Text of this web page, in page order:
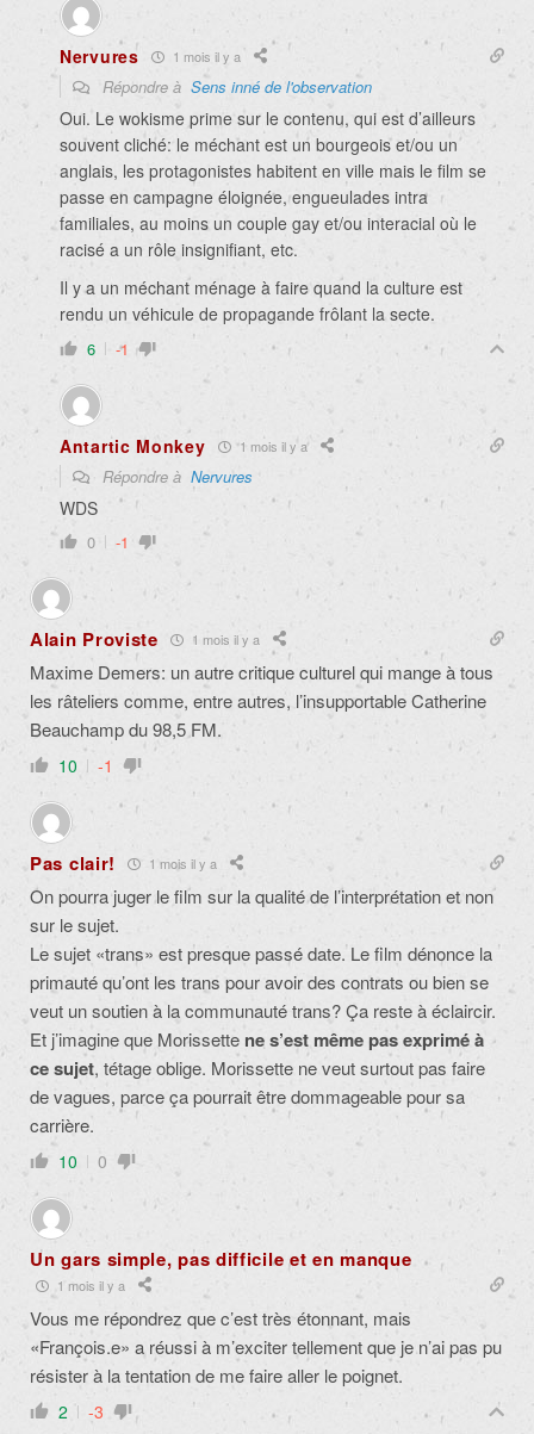
Nervures 1 mois il y a
Répondre à Sens inné de l'observation
Oui. Le wokisme prime sur le contenu, qui est d’ailleurs
souvent cliché: le méchant est un bourgeois et/ou un
anglais, les protagonistes habitent en ville mais le film se
passe en campagne éloignée, engueulades intra
familiales, au moins un couple gay et/ou interacial où le
racisé a un rôle insignifiant, etc.
Il y a un méchant ménage à faire quand la culture est
rendu un véhicule de propagande frôlant la secte.
6 -1
Antartic Monkey 1 mois il y a
Répondre à Nervures
WDS
0 -1
Alain Proviste 1 mois il y a
Maxime Demers: un autre critique culturel qui mange à tous
les râteliers comme, entre autres, l’insupportable Catherine
Beauchamp du 98,5 FM.
10 -1
Pas clair! 1 mois il y a
On pourra juger le film sur la qualité de l’interprétation et non
sur le sujet.
Le sujet «trans» est presque passé date. Le film dénonce la
primauté qu’ont les trans pour avoir des contrats ou bien se
veut un soutien à la communauté trans? Ça reste à éclaircir.
Et j’imagine que Morissette ne s’est même pasexprimé à
ce sujet, tétage oblige. Morissette ne veut surtout pas faire
de vagues, parce ça pourrait être dommageable pour sa
carrière.
10 0
Un gars simple, pas difficile et en manque
1 mois il y a
Vous me répondrez que c’est très étonnant, mais
«François.e» a réussi à m’exciter tellement que je n’ai pas pu
résister à la tentation de me faire aller le poignet.
2 -3